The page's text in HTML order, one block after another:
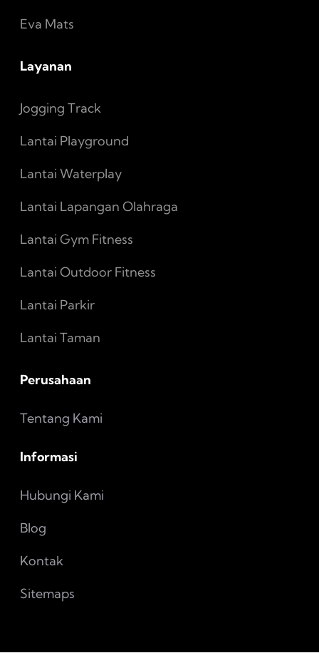
Eva Mats
Layanan
Jogging Track
Lantai Playground
Lantai Waterplay
Lantai Lapangan Olahraga
Lantai Gym Fitness
Lantai Outdoor Fitness
Lantai Parkir
Lantai Taman
Perusahaan
Tentang Kami
Informasi
Hubungi Kami
Blog
Kontak
Sitemaps